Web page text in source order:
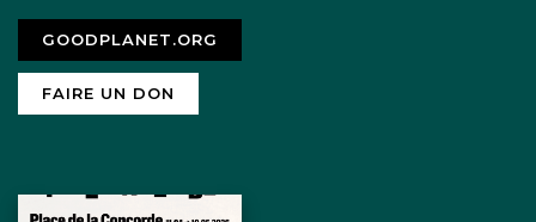
GOODPLANET.ORG
FAIRE UN DON